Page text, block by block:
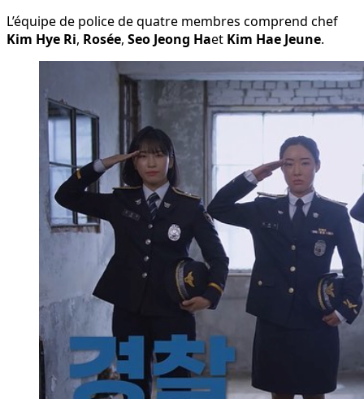
L’équipe de police de quatre membres comprend chef
Kim Hye Ri, Rosée, Seo Jeong Haet Kim Hae Jeune.